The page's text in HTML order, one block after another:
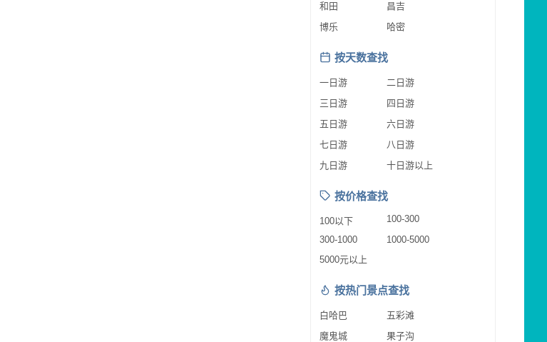
和田
昌吉
博乐
哈密
按天数查找
一日游
二日游
三日游
四日游
五日游
六日游
七日游
八日游
九日游
十日游以上
按价格查找
100以下
100-300
300-1000
1000-5000
5000元以上
按热门景点查找
白哈巴
五彩滩
魔鬼城
果子沟